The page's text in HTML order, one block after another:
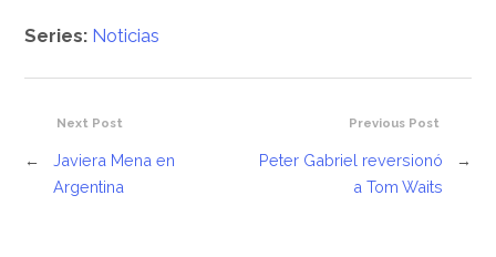
Series: Noticias
Previous Post
Peter Gabriel reversionó
a Tom Waits
→
Next Post
←
Javiera Mena en
Argentina